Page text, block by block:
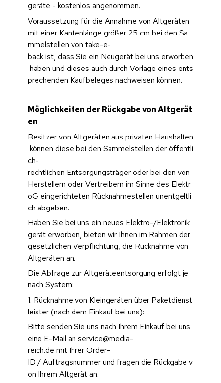
geräte - kostenlos angenommen.
Voraussetzung für die Annahme von Altgeräten
mit einer Kantenlänge größer 25 cm bei den Sa
mmelstellen von take-e-
back ist, dass Sie ein Neugerät bei uns erworben
haben und dieses auch durch Vorlage eines ents
prechenden Kaufbeleges nachweisen können.
Möglichkeiten der Rückgabe von Altgerät
en
Besitzer von Altgeräten aus privaten Haushalten
können diese bei den Sammelstellen der öffentli
ch-
rechtlichen Entsorgungsträger oder bei den von
Herstellern oder Vertreibern im Sinne des Elektr
oG eingerichteten Rücknahmestellen unentgeltli
ch abgeben.
Haben Sie bei uns ein neues Elektro-/Elektronik
gerät erworben, bieten wir Ihnen im Rahmen der
gesetzlichen Verpflichtung, die Rücknahme von
Altgeräten an.
Die Abfrage zur Altgeräteentsorgung erfolgt je
nach System:
1. Rücknahme von Kleingeräten über Paketdienst
leister (nach dem Einkauf bei uns):
Bitte senden Sie uns nach Ihrem Einkauf bei uns
eine E-Mail an service@media-
reich.de mit Ihrer Order-
ID / Auftragsnummer und fragen die Rückgabe v
on Ihrem Altgerät an.